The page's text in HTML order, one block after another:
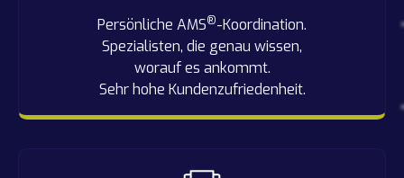
Persönliche AMS®-Koordination.
Spezialisten, die genau wissen,
worauf es ankommt.
Sehr hohe Kundenzufriedenheit.